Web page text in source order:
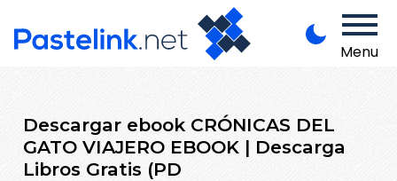
Menu
Descargar ebook CRÓNICAS DEL
GATO VIAJERO EBOOK | Descarga
Libros Gratis (PD